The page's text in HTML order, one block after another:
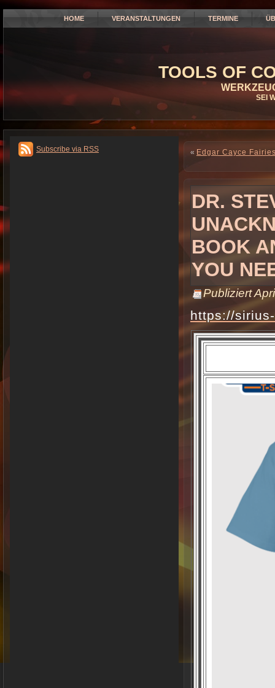
HOME VERANSTALTUNGEN TERMINE
TOOLS OF
SEI
Subscribe via RSS « Edgar Cayce
DR.
BOOK
YOU
Publiziert
https://